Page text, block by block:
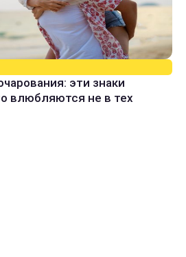
эти знаки
влюбляются не в тех